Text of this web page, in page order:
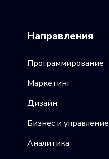
Направления
Программирование
Маркетинг
Дизайн
Бизнес и управление
Аналитика